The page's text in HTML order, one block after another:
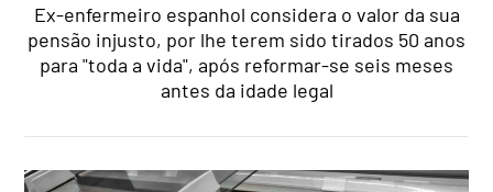
Ex-enfermeiro espanhol considera o valor da sua
pensão injusto, por lhe terem sido tirados 50 anos
para "toda a vida", após reformar-se seis meses
antes da idade legal